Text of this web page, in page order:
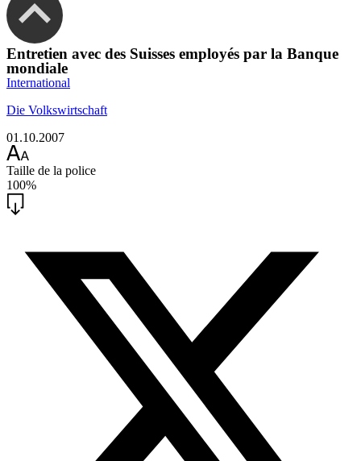
Entretien avec des Suisses employés par la Banque
mondiale
International
Die Volkswirtschaft
01.10.2007
Taille de la police
100%